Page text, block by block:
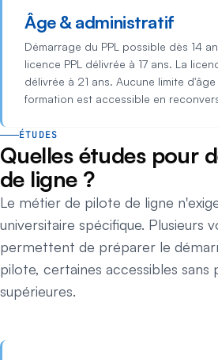
Âge & administratif
Démarrage du PPL possible dès 14
licence PPL délivrée à 17 ans. La
délivrée à 21 ans. Aucune limite
formation est accessible en
ÉTUDES
Quelles études pour
de ligne ?
Le métier de pilote de ligne
universitaire spécifique. Plusieurs
permettent de préparer le
pilote, certaines accessibles sans
supérieures.